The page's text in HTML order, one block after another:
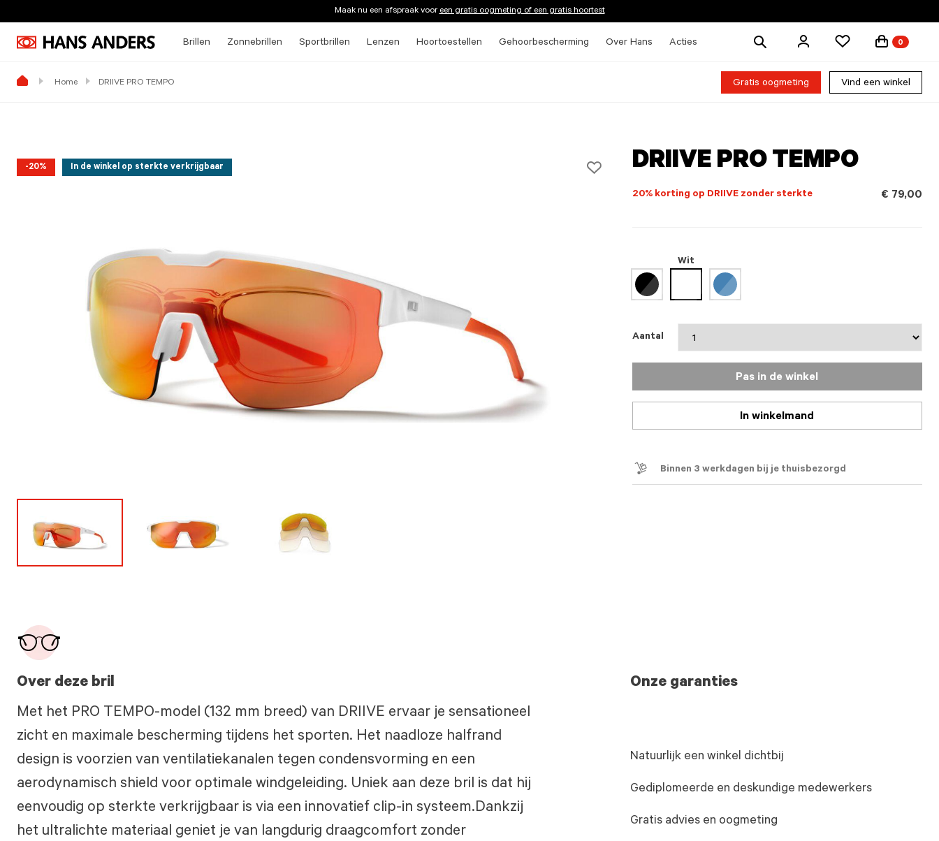
Maak nu een afspraak vooreen gratis oogmeting of een gratis hoortest
Brillen Zonnebrillen Sportbrillen Lenzen Hoortoestellen Gehoorbescherming Over Hans Acties
Zoek
0
Home DRIIVE PRO TEMPO Gratis oogmeting Vind een winkel
-20% In de winkel op sterkte verkrijgbaar DRIIVE PRO TEMPO
20% korting op DRIIVE zonder sterkte € 79,00
Wit
geselecteerd
Aantal
Pas in de winkel
In winkelmand
Binnen 3 werkdagen bij je thuisbezorgd
Over deze bril
Met het PRO TEMPO-model (132 mm breed) van DRIIVE ervaar je sensationeel
zicht en maximale bescherming tijdens het sporten. Het naadloze halfrand
design is voorzien van ventilatiekanalen tegen condensvorming en een
aerodynamisch shield voor optimale windgeleiding. Uniek aan deze bril is dat hij
eenvoudig op sterkte verkrijgbaar is via een innovatief clip-in systeem.​ Dankzij
het ultralichte materiaal geniet je van langdurig draagcomfort zonder
Onze garanties
Natuurlijk een winkel dichtbij
Gediplomeerde en deskundige medewerkers
Gratis advies en oogmeting